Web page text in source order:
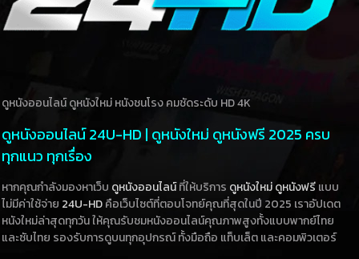
ดูหนังออนไลน์ ดูหนังใหม่ หนังชนโรง คมชัดระดับ HD 4K
ดูหนังออนไลน์ 24U-HD | ดูหนังใหม่ ดูหนังฟรี 2025 ครบ
ทุกแนว ทุกเรื่อง
หากคุณกำลังมองหาเว็บ ดูหนังออนไลน์ที่ให้บริการ ดูหนังใหม่ดูหนังฟรีแบบ
ไม่มีค่าใช้จ่าย 24U-HDคือเว็บไซต์ที่ตอบโจทย์คุณที่สุดในปี 2025 เราอัปเดต
หนังใหม่ล่าสุดทุกวัน ให้คุณรับชมหนังออนไลน์คุณภาพสูงทั้งแบบพากย์ไทย
และซับไทย รองรับการดูบนทุกอุปกรณ์ ทั้งมือถือ แท็บเล็ต และคอมพิวเตอร์